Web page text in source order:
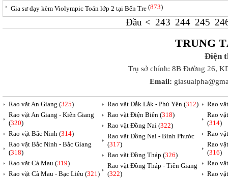
Gia sư dạy kèm Violympic Toán lớp 2 tại Bến Tre (873)
Đầu < 243 244 245
TRUNG
Điện
Trụ sở chính: 8B Đường 26,
Email:
Rao vặt An Giang (325)
Rao vặt An Giang - Kiên Giang
(320)
Rao vặt Bắc Ninh (314)
Rao vặt Bắc Ninh - Bắc Giang
(318)
Rao vặt Cà Mau (319)
Rao vặt Cà Mau - Bạc Liêu (321)
Rao vặt Đắk Lắk - Phú Yên (312)
Rao vặt Điện Biên (318)
Rao vặt Đồng Nai (322)
Rao vặt Đồng Nai - Bình Phước
(317)
Rao vặt Đồng Tháp (326)
Rao vặt Đồng Tháp - Tiền Giang
(322)
Rao
Rao
(314)
Rao
Rao
(316)
Rao
Rao